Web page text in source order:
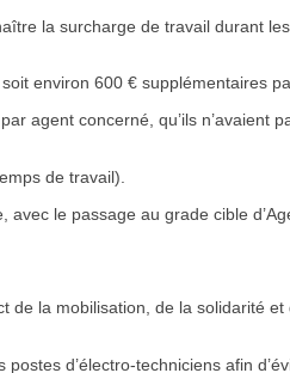
la surcharge de travail durant
environ 600 € supplémentaires
agent concerné, qu’ils n’avaient
de travail).
avec le passage au grade cible
de la mobilisation, de la solidarité
d’électro-techniciens afin